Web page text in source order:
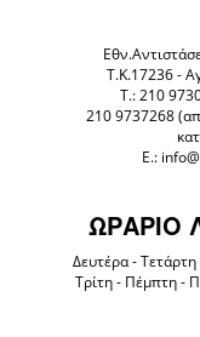
Τ.Κ.17236 -
Τ.: 210
210 9737268
E.:
ΩΡΑΡΙΟ
Δευτέρα -
Τρίτη - Πέμπτη -